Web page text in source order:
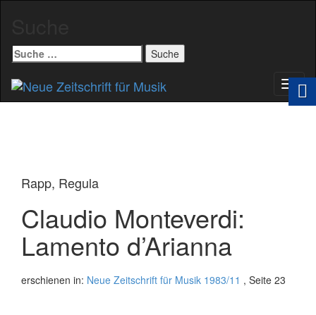
Suche
nach:
Rapp, Regula
Claudio Monteverdi:
Lamento d’Arianna
erschienen in: Neue Zeitschrift für Musik 1983/11 , Seite 23